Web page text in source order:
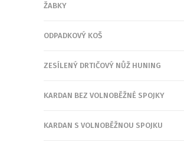
ŽABKY
ODPADKOVÝ KOŠ
ZESÍLENÝ DRTIČOVÝ NŮŽ HUNING
KARDAN BEZ VOLNOBĚŽNÉ SPOJKY
KARDAN S VOLNOBĚŽNOU SPOJKU